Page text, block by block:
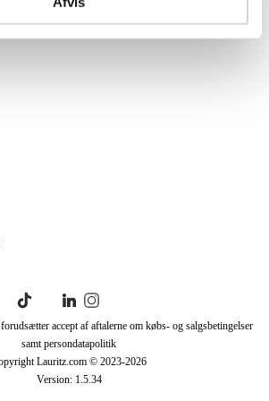
accept af aftalerne om købs- og salgsbetingelser
samt persondatapolitik
Lauritz.com © 2023-2026
Version: 1.5.34